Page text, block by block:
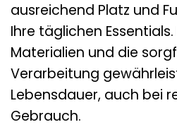
ausreichend Platz und
Ihre täglichen
Materialien und die
Verarbeitung
Lebensdauer, auch bei
Gebrauch.